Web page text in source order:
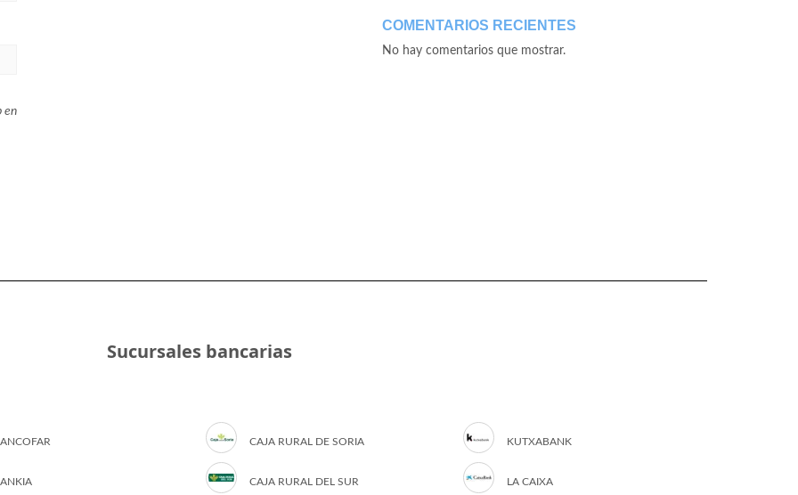
en
COMENTARIOS RECIENTES
No hay comentarios que mostrar.
Sucursales bancarias
CAJA RURAL DE SORIA
CAJA RURAL DEL SUR
KUTXABANK
LA CAIXA